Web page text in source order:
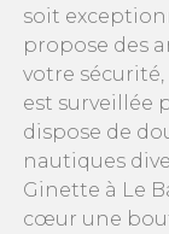
soit
propose des
votre
est surveillée
dispose de
nautiques
Ginette à Le
cœur une